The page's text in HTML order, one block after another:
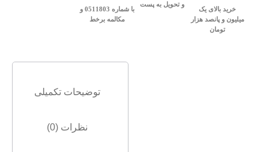
خرید بالای یک
میلیون و پانصد هزار
تومان
و تحویل به پست
با شماره 0511803 و
مکالمه برخط
توضیحات تکمیلی
نظرات (0)